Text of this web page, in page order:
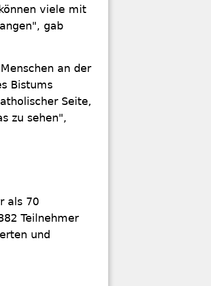
viele mit
gab
an der
Bistums
Seite,
zu sehen",
als 70
Teilnehmer
und